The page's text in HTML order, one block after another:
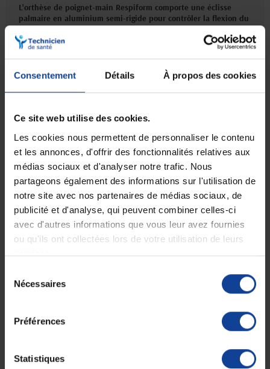
Consentement Détails À propos des cookies
Ce site web utilise des cookies.
Les cookies nous permettent de personnaliser le contenu
et les annonces, d'offrir des fonctionnalités relatives aux
médias sociaux et d'analyser notre trafic. Nous
partageons également des informations sur l'utilisation de
notre site avec nos partenaires de médias sociaux, de
publicité et d'analyse, qui peuvent combiner celles-ci
avec d'autres informations que vous leur avez fournies
ou qu'ils ont collectées lors de votre utilisation de leurs
services.
Nécessaires
Préférences
Statistiques
L'orthèse de poignet-main Respiform comporte une éclisse
palmaire en aluminium semi-rigide pour contrôler la flexion du
poignet. Elle dispose également de deux éclisses dorsales : une
éclisse semi-rigide en aluminium située au niveau du pouce et
une éclisse en acier ressort de type spirale située sur le côté
styloïde.
L'attelle est fabriquée à partir d'un tissu Ozone pour une
meilleure aération et un confort accru. Elle est munie d'une
soudé. Le modèle latéralisé Respiform est disponible en cinq
Caractéristiques :
design anatomique ajusté
facilité de mise en place avec une seule main grâce aux sangles
auto-agrippantes
bouton d'arrêt "Strap-Stop" pour chaque sangle
tissu Ozone pour une meilleure aération
doublure interne en jersey doux
modèle latéralisé
disponible en 5 tailles (de pédiatrique-XS à XL)
Indications :
immobilisation pré et/ou post-opératoire
Entretien :
rincer abondamment
sécher à l’air libre